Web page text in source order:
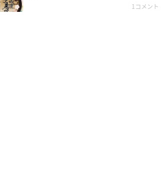
1コメント